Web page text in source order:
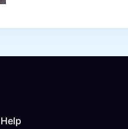
Help